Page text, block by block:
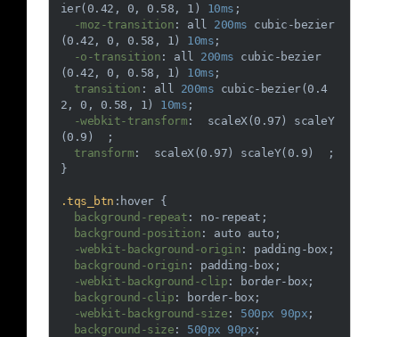
ier(0.42, 0, 0.58, 1) 10ms ;
-moz-transition : all 200ms cubic-bezier
(0.42, 0, 0.58, 1) 10ms ;
-o-transition : all 200ms cubic-bezier
(0.42, 0, 0.58, 1) 10ms ;
transition : all 200ms cubic-bezier(0.4
2, 0, 0.58, 1) 10ms ;
-webkit-transform : scaleX(0.97) scaleY
(0.9)  ;
transform : scaleX(0.97) scaleY(0.9)  ;
}
.tqs_btn :hover {
background-repeat : no-repeat;
background-position : auto auto;
-webkit-background-origin : padding-box;
background-origin : padding-box;
-webkit-background-clip : border-box;
background-clip : border-box;
-webkit-background-size : 500px 90px ;
background-size : 500px 90px ;